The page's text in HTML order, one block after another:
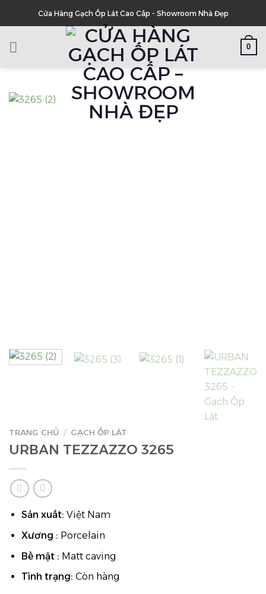
Cửa Hàng Gạch Ốp Lát Cao Cấp - Showroom Nhà Đẹp
0
TRANG CHỦ / GẠCH ỐP LÁT
URBAN TEZZAZZO 3265
Sản xuất: Việt Nam
Xương : Porcelain
Bề mặt : Matt caving
Tình trạng: Còn hàng